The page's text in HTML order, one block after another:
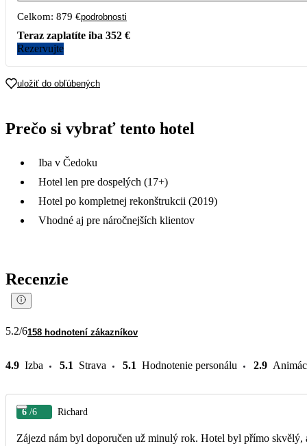
Celkom: 879 €podrobnosti
Teraz zaplatíte iba 352 €
Rezervujte
uložiť do obľúbených
Prečo si vybrať tento hotel
Iba v Čedoku
Hotel len pre dospelých (17+)
Hotel po kompletnej rekonštrukcii (2019)
Vhodné aj pre náročnejších klientov
Recenzie
5.2/6158 hodnotení zákazníkov
4.9 Izba 5.1 Strava 5.1 Hodnotenie personálu 2.9
6 /6 Richard
Zájezd nám byl doporučen už minulý rok. Hotel byl přímo skvělý, absolutní klid, skvělé jídlo, velmi příjemný personál, zejména všichni barmani a kuchaři. Skvělé služby také v